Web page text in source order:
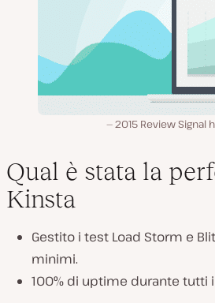
2015 Review
Qual è stata la
Kinsta
Gestito i test Load Storm e
minimi.
100% di uptime durante tutti